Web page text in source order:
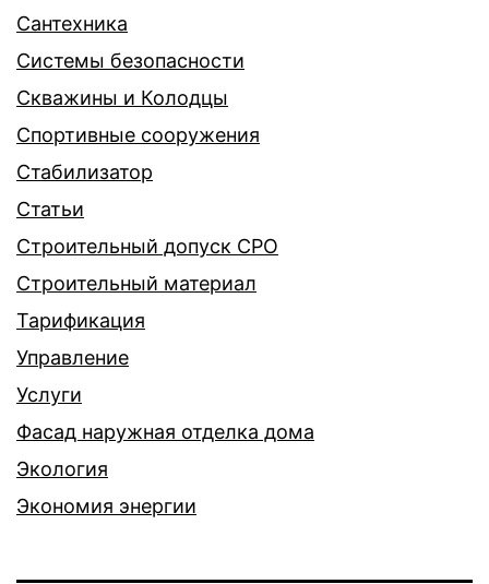
Сантехника
Системы безопасности
Скважины и Колодцы
Спортивные сооружения
Стабилизатор
Статьи
Строительный допуск СРО
Строительный материал
Тарификация
Управление
Услуги
Фасад наружная отделка дома
Экология
Экономия энергии